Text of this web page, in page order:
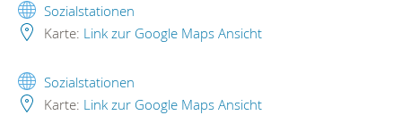
Sozialstationen
Karte: Link zur Google Maps Ansicht
Sozialstationen
Karte: Link zur Google Maps Ansicht